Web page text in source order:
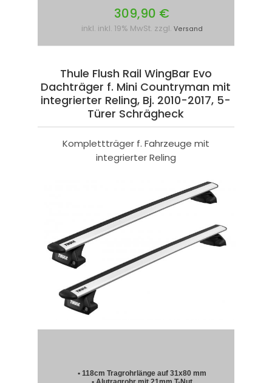
309,90 €
inkl. inkl. 19% MwSt. zzgl. Versand
Thule Flush Rail WingBar Evo
Dachträger f. Mini Countryman mit
integrierter Reling, Bj. 2010-2017, 5-
Türer Schrägheck
Komplettträger f. Fahrzeuge mit
integrierter Reling
• 118cm Tragrohrlänge auf 31x80 mm